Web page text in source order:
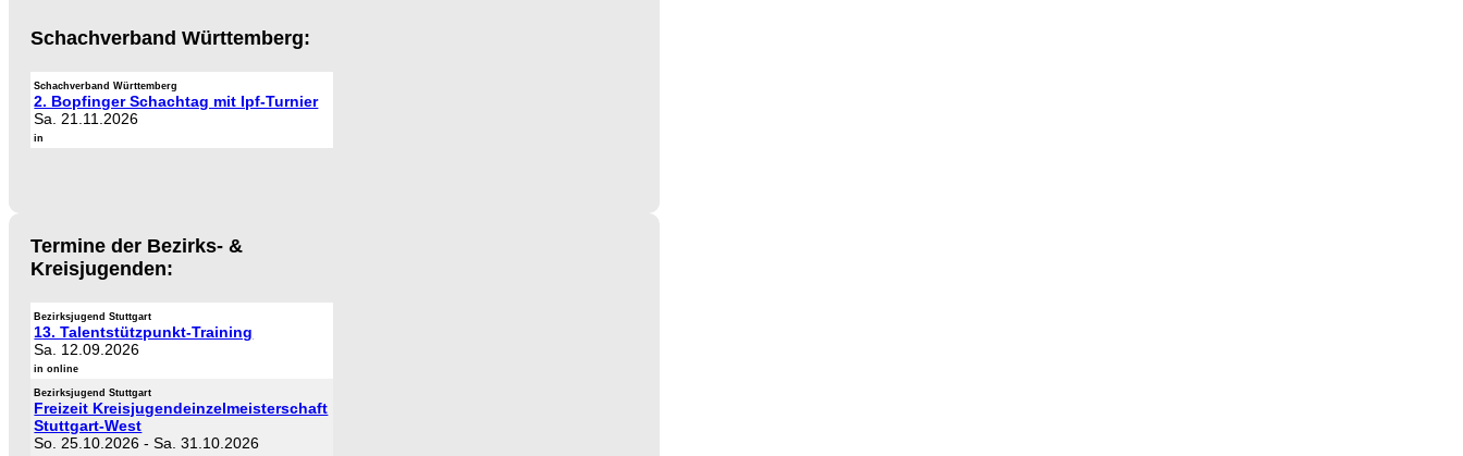
Schachverband Württemberg:
Schachverband Württemberg
2. Bopfinger Schachtag mit Ipf-Turnier
Sa. 21.11.2026
in
Termine der Bezirks- &
Kreisjugenden:
Bezirksjugend Stuttgart
13. Talentstützpunkt-Training
Sa. 12.09.2026
in online
Bezirksjugend Stuttgart
Freizeit Kreisjugendeinzelmeisterschaft
Stuttgart-West
So. 25.10.2026 -Sa. 31.10.2026